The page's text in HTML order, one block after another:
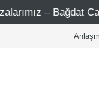
1 - Bağdat